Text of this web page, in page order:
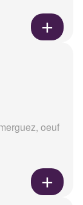
oeuf